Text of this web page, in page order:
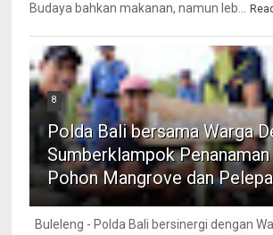
Budaya bahkan makanan, namun leb...
8
Polda Bali bersama Warga
Sumberklampok
Pohon Mangrove dan
Buleleng - Polda Bali bersinergi dengan